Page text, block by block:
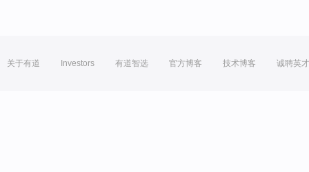
关于有道 Investors 有道智选 官方博客 技术博客 诚聘英才